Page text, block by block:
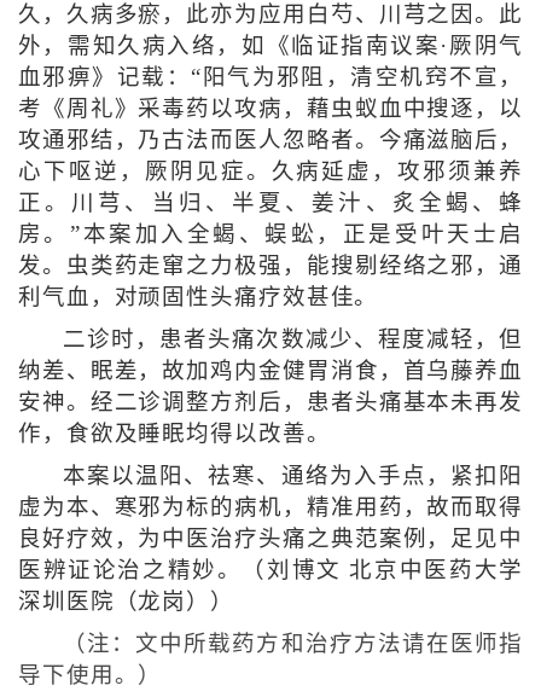
久，久病多瘀，此亦为应用白芍、川芎之因。此
外，需知久病入络，如《临证指南议案·厥阴气
血邪痹》记载：“阳气为邪阻，清空机窍不宣，
考《周礼》采毒药以攻病，藉虫蚁血中搜逐，以
攻通邪结，乃古法而医人忽略者。今痛滋脑后，
心下呕逆，厥阴见症。久病延虚，攻邪须兼养
正。川芎、当归、半夏、姜汁、炙全蝎、蜂
房。”本案加入全蝎、蜈蚣，正是受叶天士启
发。虫类药走窜之力极强，能搜剔经络之邪，通
利气血，对顽固性头痛疗效甚佳。
二诊时，患者头痛次数减少、程度减轻，但
纳差、眠差，故加鸡内金健胃消食，首乌藤养血
安神。经二诊调整方剂后，患者头痛基本未再发
作，食欲及睡眠均得以改善。
本案以温阳、祛寒、通络为入手点，紧扣阳
虚为本、寒邪为标的病机，精准用药，故而取得
良好疗效，为中医治疗头痛之典范案例，足见中
医辨证论治之精妙。（刘博文 北京中医药大学
深圳医院（龙岗） ）
（注：文中所载药方和治疗方法请在医师指
导下使用。）